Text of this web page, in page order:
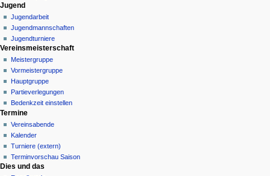
Jugend
Jugendarbeit
Jugendmannschaften
Jugendturniere
Vereinsmeisterschaft
Meistergruppe
Vormeistergruppe
Hauptgruppe
Partieverlegungen
Bedenkzeit einstellen
Termine
Vereinsabende
Kalender
Turniere (extern)
Terminvorschau Saison
Dies und das